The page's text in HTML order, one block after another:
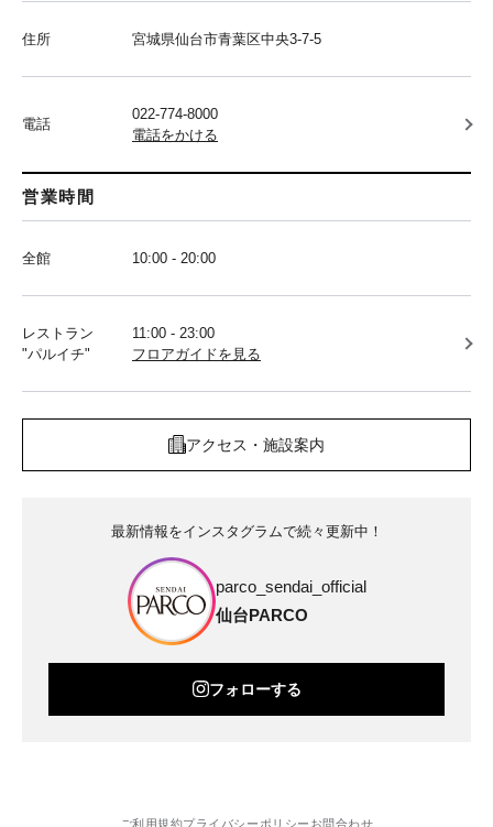
住所 宮城県仙台市青葉区中央3-7-5
電話
022-774-8000
電話をかける
営業時間
全館 10:00 - 20:00
レストラン
"パルイチ"
11:00 - 23:00
フロアガイドを見る
アクセス・施設案内
最新情報をインスタグラムで続々更新中！
parco_sendai_official
仙台PARCO
フォローする
ご利用規約プライバシーポリシー お問合わせ